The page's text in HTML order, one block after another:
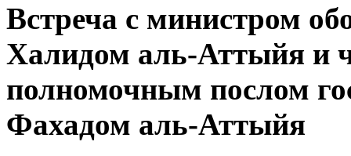
Встреча с министром
Халидом аль-Аттыйя и
полномочным послом
Фахадом аль-Аттыйя